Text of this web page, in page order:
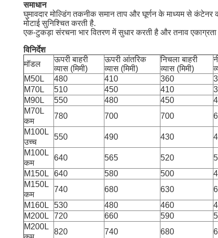
समाधान
घुमावदार मोल्डिंग तकनीक समान ताप और घूर्णन के माध्यम से कंटेनर
मोटाई सुनिश्चित करती है.
एक-टुकड़ा संरचना भार वितरण में सुधार करती है और तनाव
विनिर्देश
मॉडल
ऊपरी बाहरी
व्यास (मिमी)
ऊपरी आंतरिक
व्यास (मिमी)
निचला बाहरी
व्यास (मिमी)
M50L
480 410 360
M70L
510 450 410
M90L
550 480 450
M70L
कम
780 700 700
M100L
उच्च
550 490 430
M100L
कम
640 565 520
M150L
640 580 500
M150L
कम
740 680 630
M160L
530 480 460
M200L
720 660 590
M200L
820 740 680